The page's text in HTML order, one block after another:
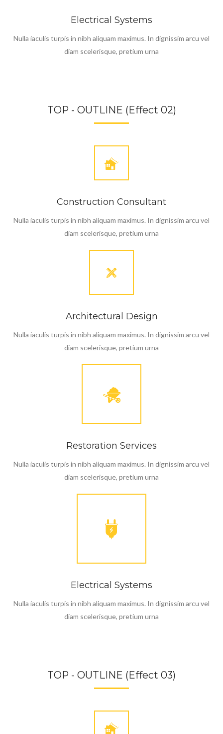
Electrical Systems
Nulla iaculis turpis in nibh aliquam maximus. In dignissim arcu vel
diam scelerisque, pretium urna
TOP - OUTLINE (Effect 02)
Construction Consultant
Nulla iaculis turpis in nibh aliquam maximus. In dignissim arcu vel
diam scelerisque, pretium urna
Architectural Design
Nulla iaculis turpis in nibh aliquam maximus. In dignissim arcu vel
diam scelerisque, pretium urna
Restoration Services
Nulla iaculis turpis in nibh aliquam maximus. In dignissim arcu vel
diam scelerisque, pretium urna
Electrical Systems
Nulla iaculis turpis in nibh aliquam maximus. In dignissim arcu vel
diam scelerisque, pretium urna
TOP - OUTLINE (Effect 03)